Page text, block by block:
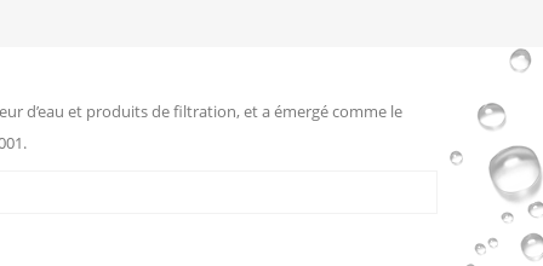
d’eau et produits de filtration, et a émergé comme le